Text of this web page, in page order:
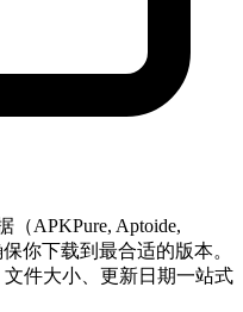
（APKPure, Aptoide,
你下载到最合适的版本。
件大小、更新日期一站式